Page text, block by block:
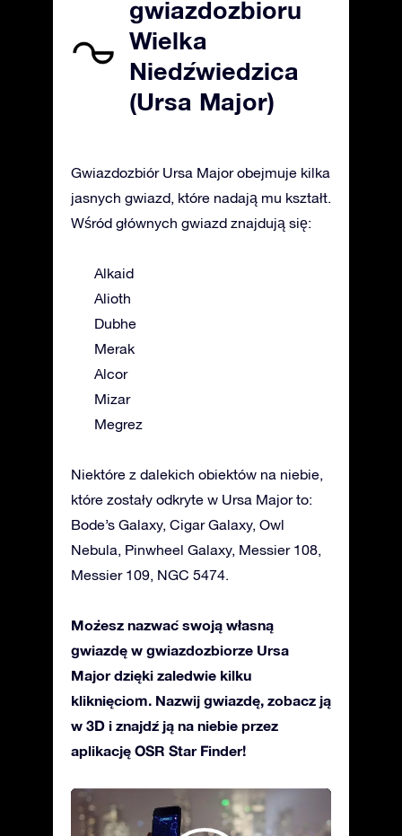
gwiazdozbioru
Wielka
Niedźwiedzica
(Ursa Major)
Gwiazdozbiór Ursa Major obejmuje kilka
jasnych gwiazd, które nadają mu kształt.
Wśród głównych gwiazd znajdują się:
Alkaid
Alioth
Dubhe
Merak
Alcor
Mizar
Megrez
Niektóre z dalekich obiektów na niebie,
które zostały odkryte w Ursa Major to:
Bode’s Galaxy, Cigar Galaxy, Owl
Nebula, Pinwheel Galaxy, Messier 108,
Messier 109, NGC 5474.
Możesz nazwać swoją własną
gwiazdę w gwiazdozbiorze Ursa
Major dzięki zaledwie kilku
kliknięciom. Nazwij gwiazdę, zobacz ją
w 3D i znajdź ją na niebie przez
aplikację OSR Star Finder!